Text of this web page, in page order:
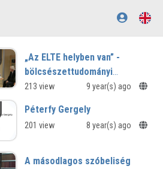
„Az ELTE helyben van” -
bölcsészettudományi
kerekasztal
213 view 9 year(s) ago
Péterfy Gergely
201 view 8 year(s) ago
A másodlagos szóbeliség